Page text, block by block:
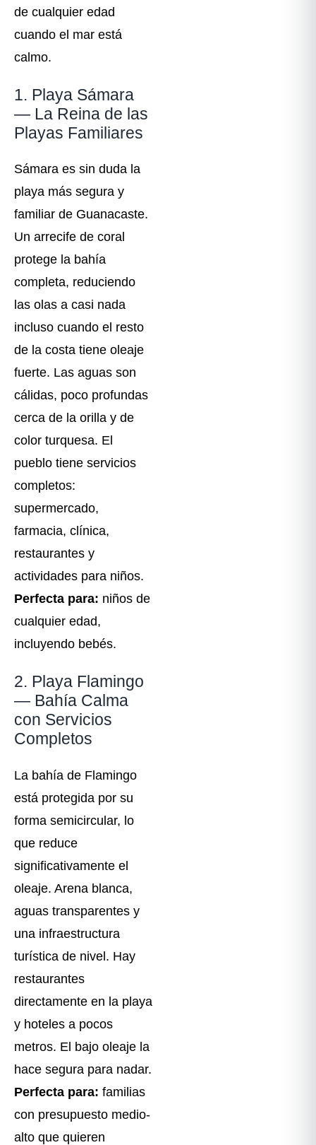
de cualquier edad
cuando el mar está
calmo.
1. Playa Sámara
— La Reina de las
Playas Familiares
Sámara es sin duda la
playa más segura y
familiar de Guanacaste.
Un arrecife de coral
protege la bahía
completa, reduciendo
las olas a casi nada
incluso cuando el resto
de la costa tiene oleaje
fuerte. Las aguas son
cálidas, poco profundas
cerca de la orilla y de
color turquesa. El
pueblo tiene servicios
completos:
supermercado,
farmacia, clínica,
restaurantes y
actividades para niños.
Perfecta para: niños de
cualquier edad,
incluyendo bebés.
2. Playa Flamingo
— Bahía Calma
con Servicios
Completos
La bahía de Flamingo
está protegida por su
forma semicircular, lo
que reduce
significativamente el
oleaje. Arena blanca,
aguas transparentes y
una infraestructura
turística de nivel. Hay
restaurantes
directamente en la playa
y hoteles a pocos
metros. El bajo oleaje la
hace segura para nadar.
Perfecta para: familias
con presupuesto medio-
alto que quieren